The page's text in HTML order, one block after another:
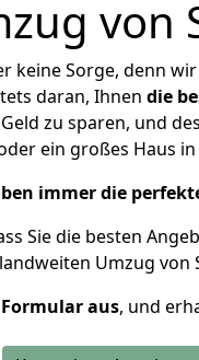
von
Sorge, denn
daran, Ihnen die
zu sparen, und
ein großes Haus
immer die
Sie die besten
Umzug von
aus, und